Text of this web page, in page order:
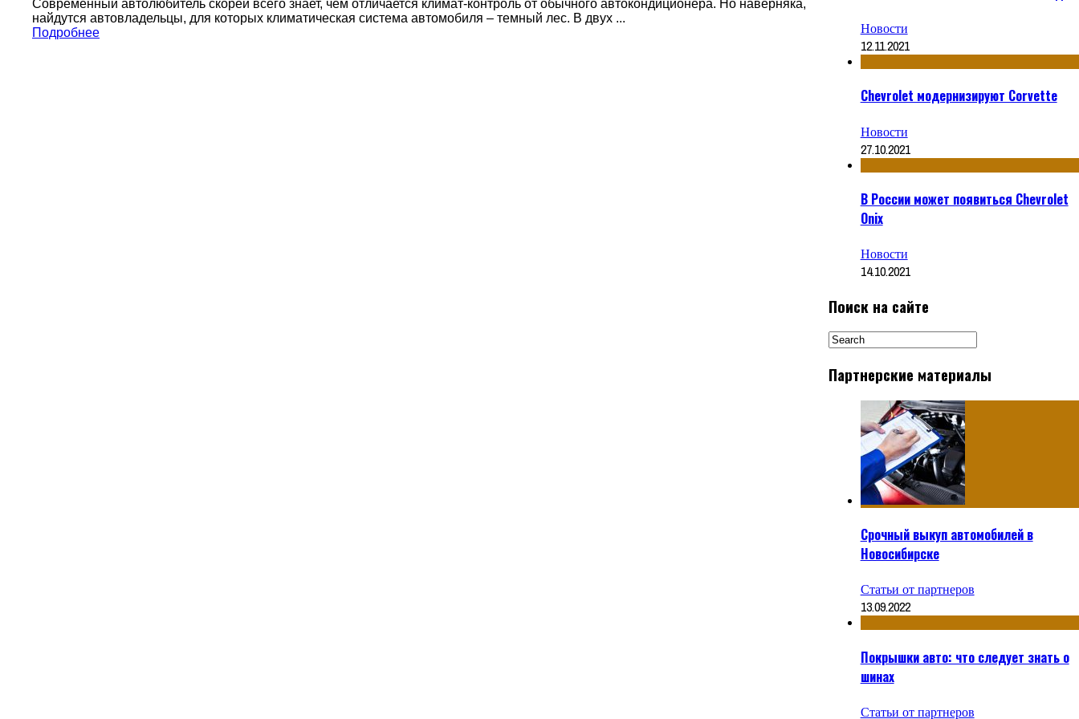
Современный автолюбитель скорей всего знает, чем отличается климат-контроль от обычного автокондиционера. Но наверняка,
найдутся автовладельцы, для которых климатическая система автомобиля – темный лес. В двух ...
Подробнее
Новости
12.11.2021
Chevrolet модернизируют Corvette
Новости
27.10.2021
В России может появиться Chevrolet
Onix
Новости
14.10.2021
Поиск на сайте
Партнерские материалы
Срочный выкуп автомобилей в
Новосибирске
Статьи от партнеров
13.09.2022
Покрышки авто: что следует знать о
шинах
Статьи от партнеров